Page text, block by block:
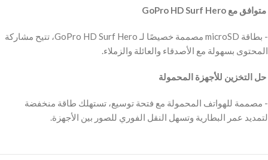
‫ متوافق مع GoPro HD Surf Hero
‫- بطاقة microSD مصممة خصيصًا لـ GoPro HD Surf Hero، تتيح مشاركة
المحتوى بسهولة مع الأصدقاء والعائلة والزملاء.
‫ حل التخزين للأجهزة المحمولة
‫- مصممة للهواتف المحمولة مع فتحة توسيع، تستهلك طاقة منخفضة
لتمديد عمر البطارية وتسهل النقل الفوري للصور بين الأجهزة.